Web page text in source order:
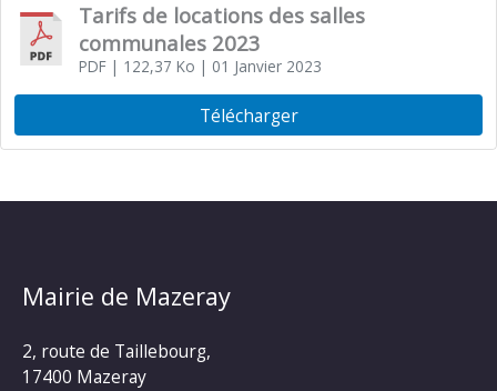
Tarifs de locations des salles
communales 2023
PDF| 122,37 Ko | 01 Janvier 2023
Télécharger
Mairie de Mazeray
2, route de Taillebourg,
17400 Mazeray